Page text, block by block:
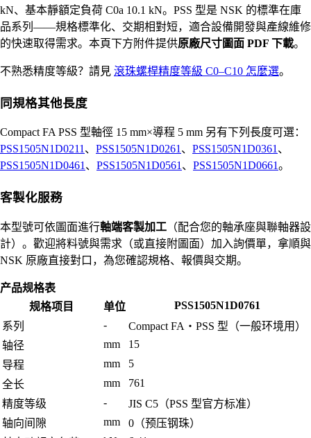
kN、基本靜額定負荷 C0a 10.1 kN。PSS 型是 NSK 的標準在庫
品系列——規格標準化、交期相對短，適合設備開發與產線維修
的快速取得需求。本頁下方附件提供原廠尺寸圖面 PDF 下載。
不熟悉精度等級？請見 滾珠螺桿精度等級 C0–C10 怎麼選。
同規格其他長度
Compact FA PSS 型軸徑 15 mm×導程 5 mm 另有下列長度可選：
PSS1505N1D0211、 PSS1505N1D0261、 PSS1505N1D0361、
PSS1505N1D0461、 PSS1505N1D0561、 PSS1505N1D0661。
客製化服務
本型號可依圖面進行軸端客製加工 （配合您的軸承座與聯軸器設
計）。歡迎將料號與需求（或直接附圖面）加入詢價單，拿順與
NSK 原廠直接對口，為您確認規格、報價與交期。
产品规格表
规格项目
单位
PSS1505N1D0761
系列
-
Compact FA・PSS 型（一般环境用）
轴径
mm
15
导程
mm
5
全长
mm
761
精度等级
-
JIS C5（PSS 型官方标准）
轴向间隙
mm
0（预压钢珠）